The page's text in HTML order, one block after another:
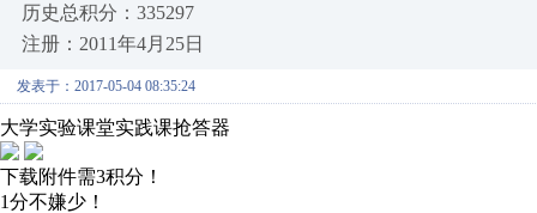
历史总积分：335297
注册：2011年4月25日
发表于：2017-05-04 08:35:24
大学实验课堂实践课抢答器
下载附件需3积分！
1分不嫌少！